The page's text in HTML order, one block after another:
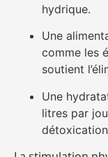
hydrique.
Une
comme les
soutient
Une
litres par